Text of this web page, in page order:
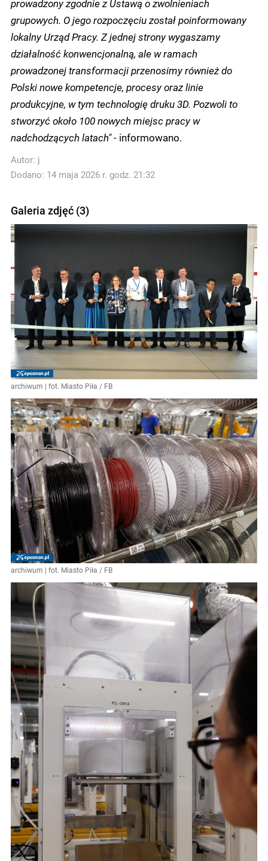
prowadzony zgodnie z Ustawą o zwolnieniach
grupowych. O jego rozpoczęciu został poinformowany
lokalny Urząd Pracy. Z jednej strony wygaszamy
działalność konwencjonalną, ale w ramach
prowadzonej transformacji przenosimy również do
Polski nowe kompetencje, procesy oraz linie
produkcyjne, w tym technologię druku 3D. Pozwoli to
stworzyć około 100 nowych miejsc pracy w
nadchodzących latach" - informowano.
Autor: j
Dodano: 14 maja 2026 r. godz. 21:32
Galeria zdjęć (3)
archiwum | fot. Miasto Piła / FB
archiwum | fot. Miasto Piła / FB